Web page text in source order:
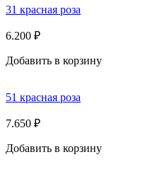
31 красная роза
6.200 ₽
Добавить в корзину
51 красная роза
7.650 ₽
Добавить в корзину